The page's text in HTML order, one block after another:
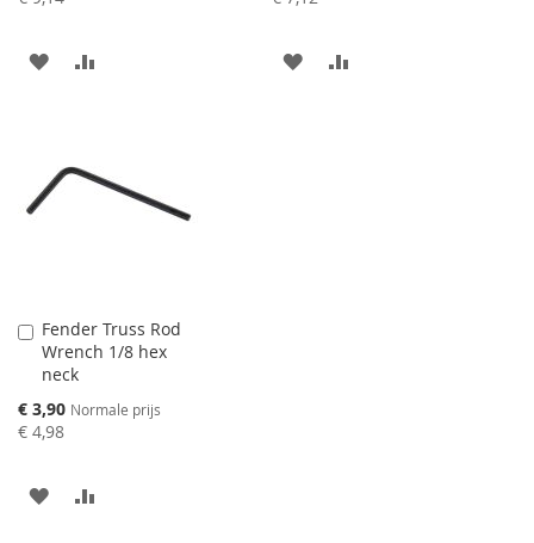
AAN
TE
VERGELIJKEN
AAN
Fender Truss Rod
Wrench 1/8 hex
neck
Speciale
prijs
€ 3,90 Normale prijs
€ 4,98
Aan
winkelwagen
toevoegen
AAN